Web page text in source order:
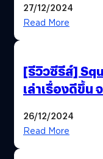
27/12/2024
Read More
[รีวิวซีรีส์]
เล่าเรื่องดีขึ้น
26/12/2024
Read More